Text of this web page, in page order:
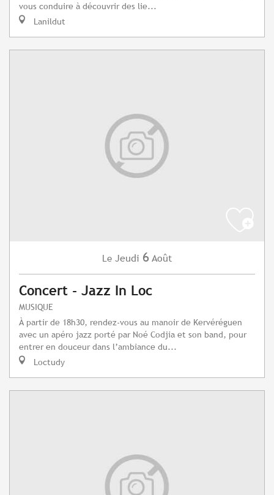
vous conduire à découvrir des lie...
Lanildut
Le Jeudi 6 Août
Concert - Jazz In Loc
MUSIQUE
À partir de 18h30, rendez-vous au manoir de Kervéréguen
avec un apéro jazz porté par Noé Codjia et son band, pour
entrer en douceur dans l’ambiance du...
Loctudy